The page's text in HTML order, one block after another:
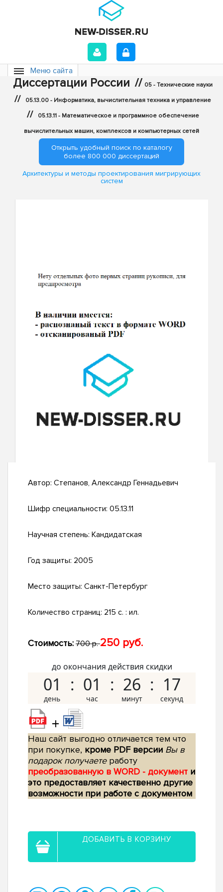
Меню сайта
Диссертации России // 05 - Технические науки
// 05.13.00 - Информатика, вычислительная техника и управление
// 05.13.11 - Математическое и программное обеспечение
вычислительных машин, комплексов и компьютерных сетей
Открыть удобный поиск по каталогу
более 800 000 диссертаций
Архитектуры и методы проектирования мигрирующих
систем
Автор: Степанов, Александр Геннадьевич
Шифр специальности: 05.13.11
Научная степень: Кандидатская
Год защиты: 2005
Место защиты: Санкт-Петербург
Количество страниц: 215 с. : ил.
Стоимость: 700 р.250 руб.
до окончания действия скидки
01 01 26 16
+
Наш сайт выгодно отличается тем что
при покупке, кроме PDF версии Вы в
подарок получаетеработу
преобразованную в WORD - документ и
это предоставляет качественно другие
возможности при работе с документом
ДОБАВИТЬ В КОРЗИНУ